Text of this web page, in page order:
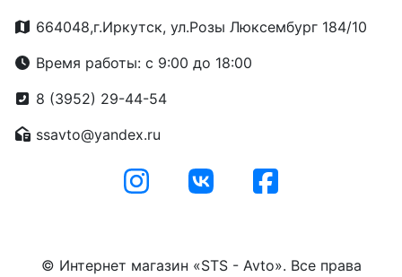
664048,г.Иркутск, ул.Розы Люксембург 184/10
Время работы: с 9:00 до 18:00
8 (3952) 29-44-54
ssavto@yandex.ru
© Интернет магазин «STS - Avto». Все права